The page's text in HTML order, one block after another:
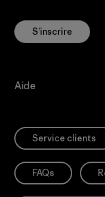
S’inscrire
Aide
Service clients
FAQs